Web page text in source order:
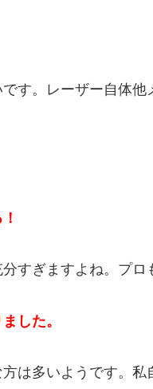
す。レーザー自体
すぎますよね。プロ
した。
は多いようです。私